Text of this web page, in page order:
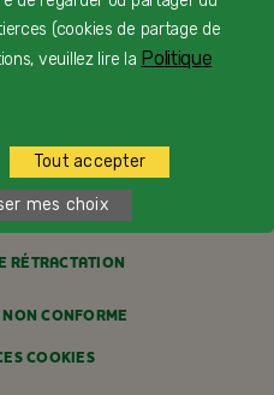
LÉGALES
DE VENTE
RÉTRACTATION
CONFORME
COOKIES
(cookies de partage de
veuillez lire la Politique
Tout accepter
mes choix